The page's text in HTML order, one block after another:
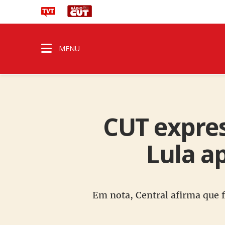
MENU
CUT
Lula
Em nota, Central afirma que